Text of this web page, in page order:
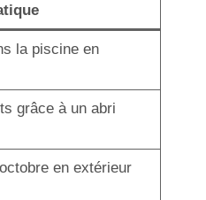
la piscine en
grâce à un abri
en extérieur